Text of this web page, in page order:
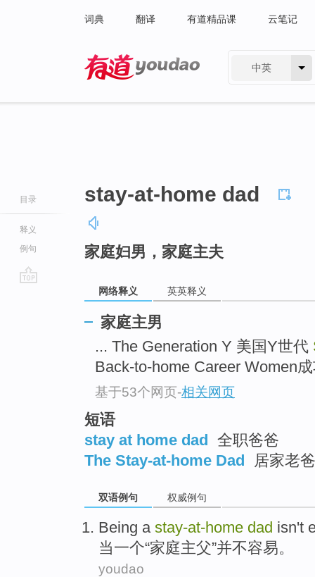
词典 翻译 有道精品课 云笔记
中英
目录
释义
例句
stay-at-home dad
家庭妇男，家庭主夫
网络释义 英英释义
家庭主男
... The Generation Y 美国Y世代
Back-to-home Career Women
基于53个网页-相关网页
短语
stay at home dad 全职爸爸
The Stay-at-home Dad
居家老爸
双语例句 权威例句
Being a stay-at-home dad isn't
当一个“家庭主父”并不容易。
youdao